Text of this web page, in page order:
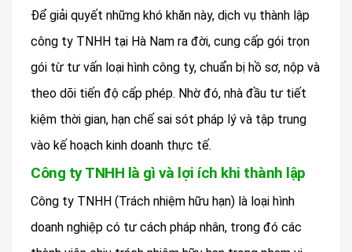
Để giải quyết những khó khăn này, dịch vụ thành lập
công ty TNHH tại Hà Nam ra đời, cung cấp gói trọn
gói từ tư vấn loại hình công ty, chuẩn bị hồ sơ, nộp và
theo dõi tiến độ cấp phép. Nhờ đó, nhà đầu tư tiết
kiệm thời gian, hạn chế sai sót pháp lý và tập trung
vào kế hoạch kinh doanh thực tế.
Công ty TNHH là gì và lợi ích khi thành lập
Công ty TNHH (Trách nhiệm hữu hạn) là loại hình
doanh nghiệp có tư cách pháp nhân, trong đó các